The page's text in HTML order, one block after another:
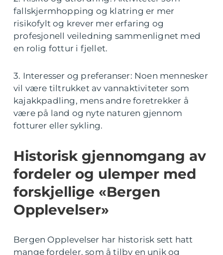
fallskjermhopping og klatring er mer
risikofylt og krever mer erfaring og
profesjonell veiledning sammenlignet med
en rolig fottur i fjellet.
3. Interesser og preferanser: Noen mennesker
vil være tiltrukket av vannaktiviteter som
kajakkpadling, mens andre foretrekker å
være på land og nyte naturen gjennom
fotturer eller sykling.
Historisk gjennomgang av
fordeler og ulemper med
forskjellige «Bergen
Opplevelser»
Bergen Opplevelser har historisk sett hatt
mange fordeler, som å tilby en unik og